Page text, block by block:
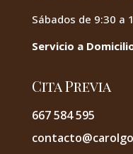
Sábados de 9:30 a
Servicio a
Cita Previa
667 584 595